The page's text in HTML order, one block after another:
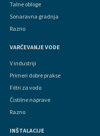
Talne obloge
Sonaravna gradnja
Razno
VARČEVANJE VODE
V industriji
Primeri dobre prakse
Filtri za vodo
Čistilne naprave
Razno
INŠTALACIJE